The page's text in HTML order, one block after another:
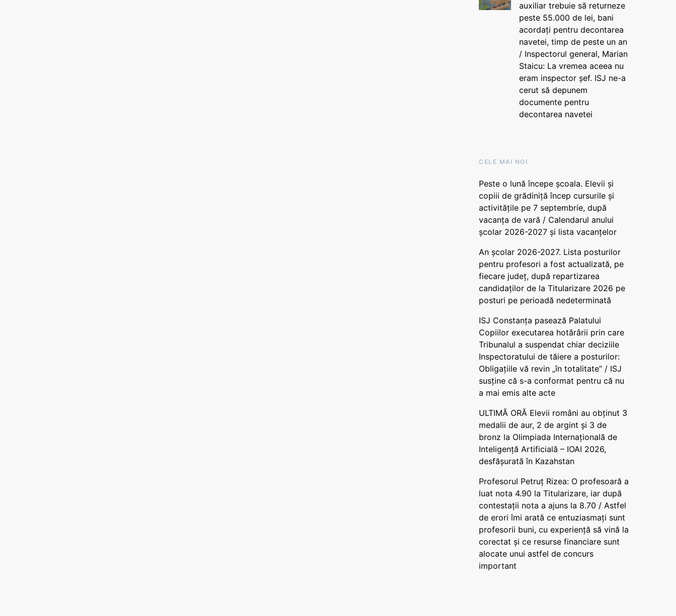
auxiliar trebuie să returneze
peste 55.000 de lei, bani
acordați pentru decontarea
navetei, timp de peste un an
/ Inspectorul general, Marian
Staicu: La vremea aceea nu
eram inspector șef. ISJ ne-a
cerut să depunem
documente pentru
decontarea navetei
CELE MAI NOI
Peste o lună începe școala. Elevii și
copiii de grădiniță încep cursurile și
activitățile pe 7 septembrie, după
vacanța de vară / Calendarul anului
școlar 2026-2027 și lista vacanțelor
An școlar 2026-2027. Lista posturilor
pentru profesori a fost actualizată, pe
fiecare județ, după repartizarea
candidaților de la Titularizare 2026 pe
posturi pe perioadă nedeterminată
ISJ Constanța pasează Palatului
Copiilor executarea hotărârii prin care
Tribunalul a suspendat chiar deciziile
Inspectoratului de tăiere a posturilor:
Obligațiile vă revin „în totalitate” / ISJ
susține că s-a conformat pentru că nu
a mai emis alte acte
ULTIMĂ ORĂ Elevii români au obținut 3
medalii de aur, 2 de argint și 3 de
bronz la Olimpiada Internațională de
Inteligență Artificială – IOAI 2026,
desfășurată în Kazahstan
Profesorul Petruț Rizea: O profesoară a
luat nota 4.90 la Titularizare, iar după
contestații nota a ajuns la 8.70 / Astfel
de erori îmi arată ce entuziasmați sunt
profesorii buni, cu experiență să vină la
corectat și ce resurse financiare sunt
alocate unui astfel de concurs
important